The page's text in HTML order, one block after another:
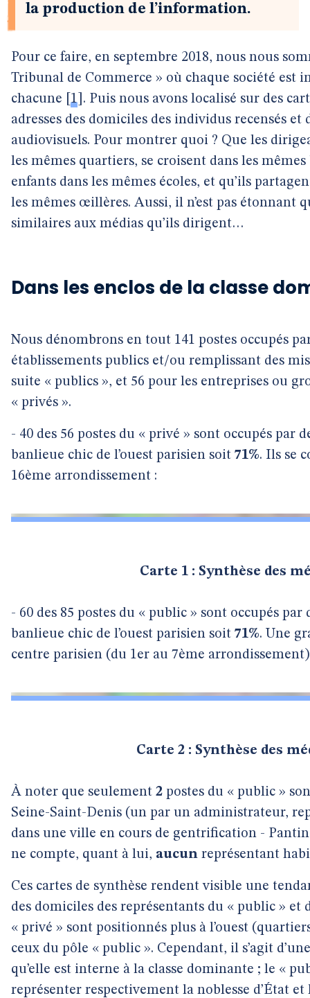
la production de l’information.
Pour ce faire, en septembre 2018, nous nous
Tribunal de Commerce » où chaque société est
chacune
1 . Puis nous avons localisé sur des
adresses des domiciles des individus recensés et
audiovisuels. Pour montrer quoi ? Que les
les mêmes quartiers, se croisent dans les
enfants dans les mêmes écoles, et qu’ils
les mêmes œillères. Aussi, il n’est pas étonnant
similaires aux médias qu’ils dirigent…
Dans les enclos de la classe
Nous dénombrons en tout 141 postes occupés
établissements publics et/ou remplissant des
suite « publics », et 56 pour les entreprises ou
« privés ».
- 40 des 56 postes du « privé » sont occupés par
banlieue chic de l’ouest parisien soit 71%. Ils se
16ème arrondissement :
Carte 1 : Synthèse des
- 60 des 85 postes du « public » sont occupés
banlieue chic de l’ouest parisien soit 71%. Une
centre parisien (du 1er au 7ème
Carte 2 : Synthèse des
À noter que seulement 2 postes du « public »
Seine-Saint-Denis (un par un administrateur,
dans une ville en cours de gentrification -
ne compte, quant à lui, aucun représentant
Ces cartes de synthèse rendent visible une
des domiciles des représentants du « public » et
« privé » sont positionnés plus à l’ouest
ceux du pôle « public ». Cependant, il s’agit
qu’elle est interne à la classe dominante ; le «
représenter respectivement la noblesse d’État et